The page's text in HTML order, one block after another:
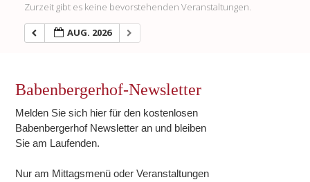
Zurzeit gibt es keine bevorstehenden Veranstaltungen.
AUG. 2026
Babenbergerhof-Newsletter
Melden Sie sich hier für den kostenlosen
Babenbergerhof Newsletter an und bleiben
Sie am Laufenden.
Nur am Mittagsmenü oder Veranstaltungen